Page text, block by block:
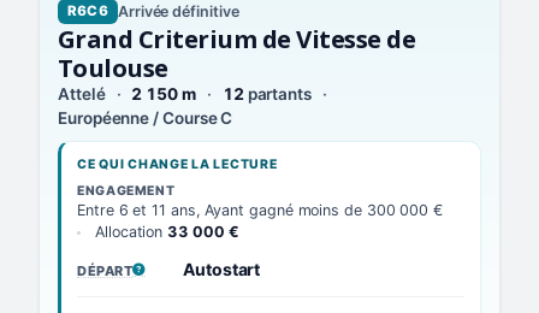
R6C6 Arrivée définitive
Grand Criterium de Vitesse de
Toulouse
Attelé 2 150 m 12 partants
Européenne / Course C
CE QUI CHANGE LA LECTURE
ENGAGEMENT
Entre 6 et 11 ans, Ayant gagné moins de 300 000 €
Allocation 33 000 €
DÉPART
, VOIR LA DÉFINITIONAutostart